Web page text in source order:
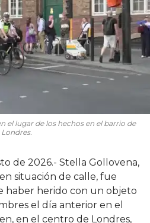
el lugar de los hechos en el barrio de
de 2026.- Stella Gollovena,
situación de calle, fue
haber herido con un objeto
el día anterior en el
en el centro de Londres,